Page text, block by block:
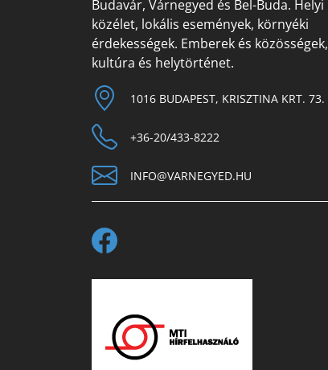
Budavár, Várnegyed és Bel-Buda. Helyi
közélet, lokális események, környéki
érdekességek. Emberek és közösségek,
kultúra és helytörténet.
1016 BUDAPEST, KRISZTINA KRT. 73.
+36-20/433-8222
INFO@VARNEGYED.HU